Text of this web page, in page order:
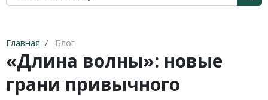
Главная Блог
«Длина волны»: новые
грани привычного
Карточные на английском
Кооперативные на английском
Семейные на английском
Хиты продаж
Детям
Для всей семьи
Alias / Скажи Иначе
Дженга/Башня
Покорение Марса
Blood Rage
Elder Sign
Five Tribes
Иннистрад: Полночная Охота
Стриксхейвен: Школа Магов
Калдхайм
Протекторы
Акция